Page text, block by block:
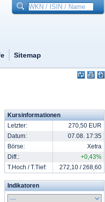
Sitemap
Kursinformationen
Letzter:
270,50 EUR
Datum:
07.08. 17:35
Börse:
Xetra
Diff.:
+0,43%
T.Hoch / T.Tief:
272,10 / 268,60
Indikatoren